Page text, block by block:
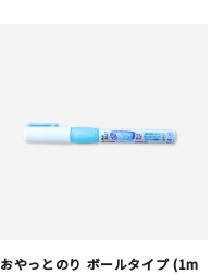
おやっとのり ボールタイプ (1m